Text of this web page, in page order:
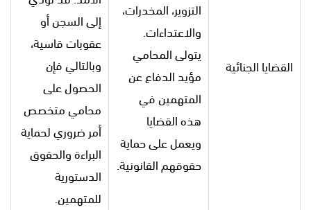
القضايا الجنائية
التزوير، المخدرات،
والاعتداءات.
يتولى المحامي
مؤيد الدفاع عن
المتهمين في
هذه القضايا
ويعمل على حماية
حقوقهم القانونية.
إلى السجن أو
عقوبات قاسية،
وبالتالي فإن
الحصول على
محامي متخصص
أمر ضروري لحماية
البراءة والحقوق
الدستورية
للمتهمين.